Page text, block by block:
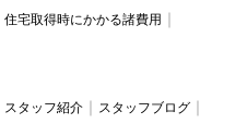
住宅取得時にかかる諸費用
スタッフ紹介
スタッフブログ